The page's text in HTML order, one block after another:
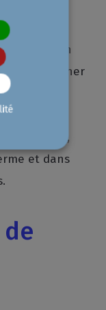
CCIAMP
à la French
accompagner
leurs
fonds,
trésorerie,
et dans